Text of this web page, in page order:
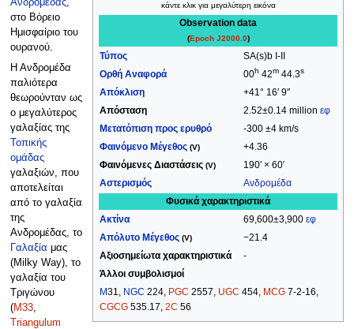
κάντε κλικ για μεγαλύτερη εικόνα
Observation data
(Epoch J2000.0)
Τύπος
SA(s)b I-II
Ορθή Αναφορά
00h 42m 44.3s
Απόκλιση
+41° 16′ 9″
Απόσταση
2.52±0.14 millionεφ
Μετατόπιση προς ερυθρό
-300 ±4 km/s
Φαινόμενο Μέγεθος (V)
+4.36
Φαινόμενες Διαστάσεις(V)
190′ × 60′
Αστερισμός
Ανδρομέδα
Φυσικά χαρακτηριστικά
Ακτίνα
69,600±3,900εφ
Απόλυτο Μέγεθος (V)
−21.4
Αξιοσημείωτα χαρακτηριστικά
-
Άλλοι συμβολισμοί
M31, NGC 224, PGC 2557, UGC 454, MCG 7-2-16,
CGCG 535.17,2C 56
Ανδρομέδας,
στο Βόρειο
Ημισφαίριο του
ουρανού.
Η Ανδρομέδα
παλιότερα
θεωρούνταν ως
ο μεγαλύτερος
γαλαξίας της
Τοπικής
ομάδας
γαλαξιών, που
αποτελείται
από το γαλαξία
της
Ανδρομέδας, το
Γαλαξία μας
(Milky Way), το
γαλαξία του
Τριγώνου
(M33,
Triangulum